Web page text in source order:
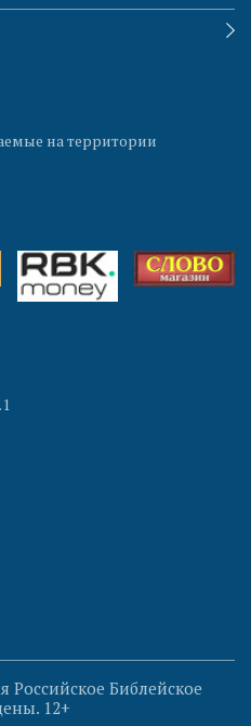
на территории
Российское Библейское
12+